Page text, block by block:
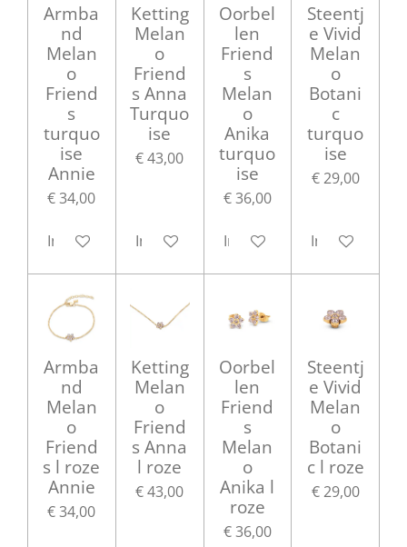
Armba
nd
Melan
o
Friend
s
turquo
ise
Annie
€ 34,00
In winkelwagen
Ketting
Melan
o
Friend
s Anna
Turquo
ise
€ 43,00
In winkelwagen
Oorbel
len
Friend
s
Melan
o
Anika
turquo
ise
€ 36,00
In winkelwagen
Steentj
e Vivid
Melan
o
Botani
c
turquo
ise
€ 29,00
In
Armba
nd
Melan
o
Friend
s l roze
Annie
€ 34,00
Ketting
Melan
o
Friend
s Anna
l roze
€ 43,00
Oorbel
len
Friend
s
Melan
o
Anika l
roze
€ 36,00
Steentj
e Vivid
Melan
o
Botani
c l roze
€ 29,00